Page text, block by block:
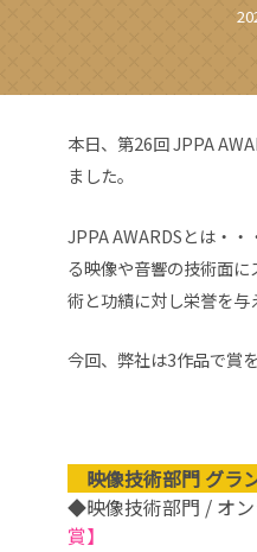
本日、第26回 JPPA
ました。
JPPA AWARDSとは・
る映像や音響の技術面
術と功績に対し栄誉を与
今回、弊社は3作品で賞
映像技術部門 グラ
◆映像技術部門 / オ
賞】